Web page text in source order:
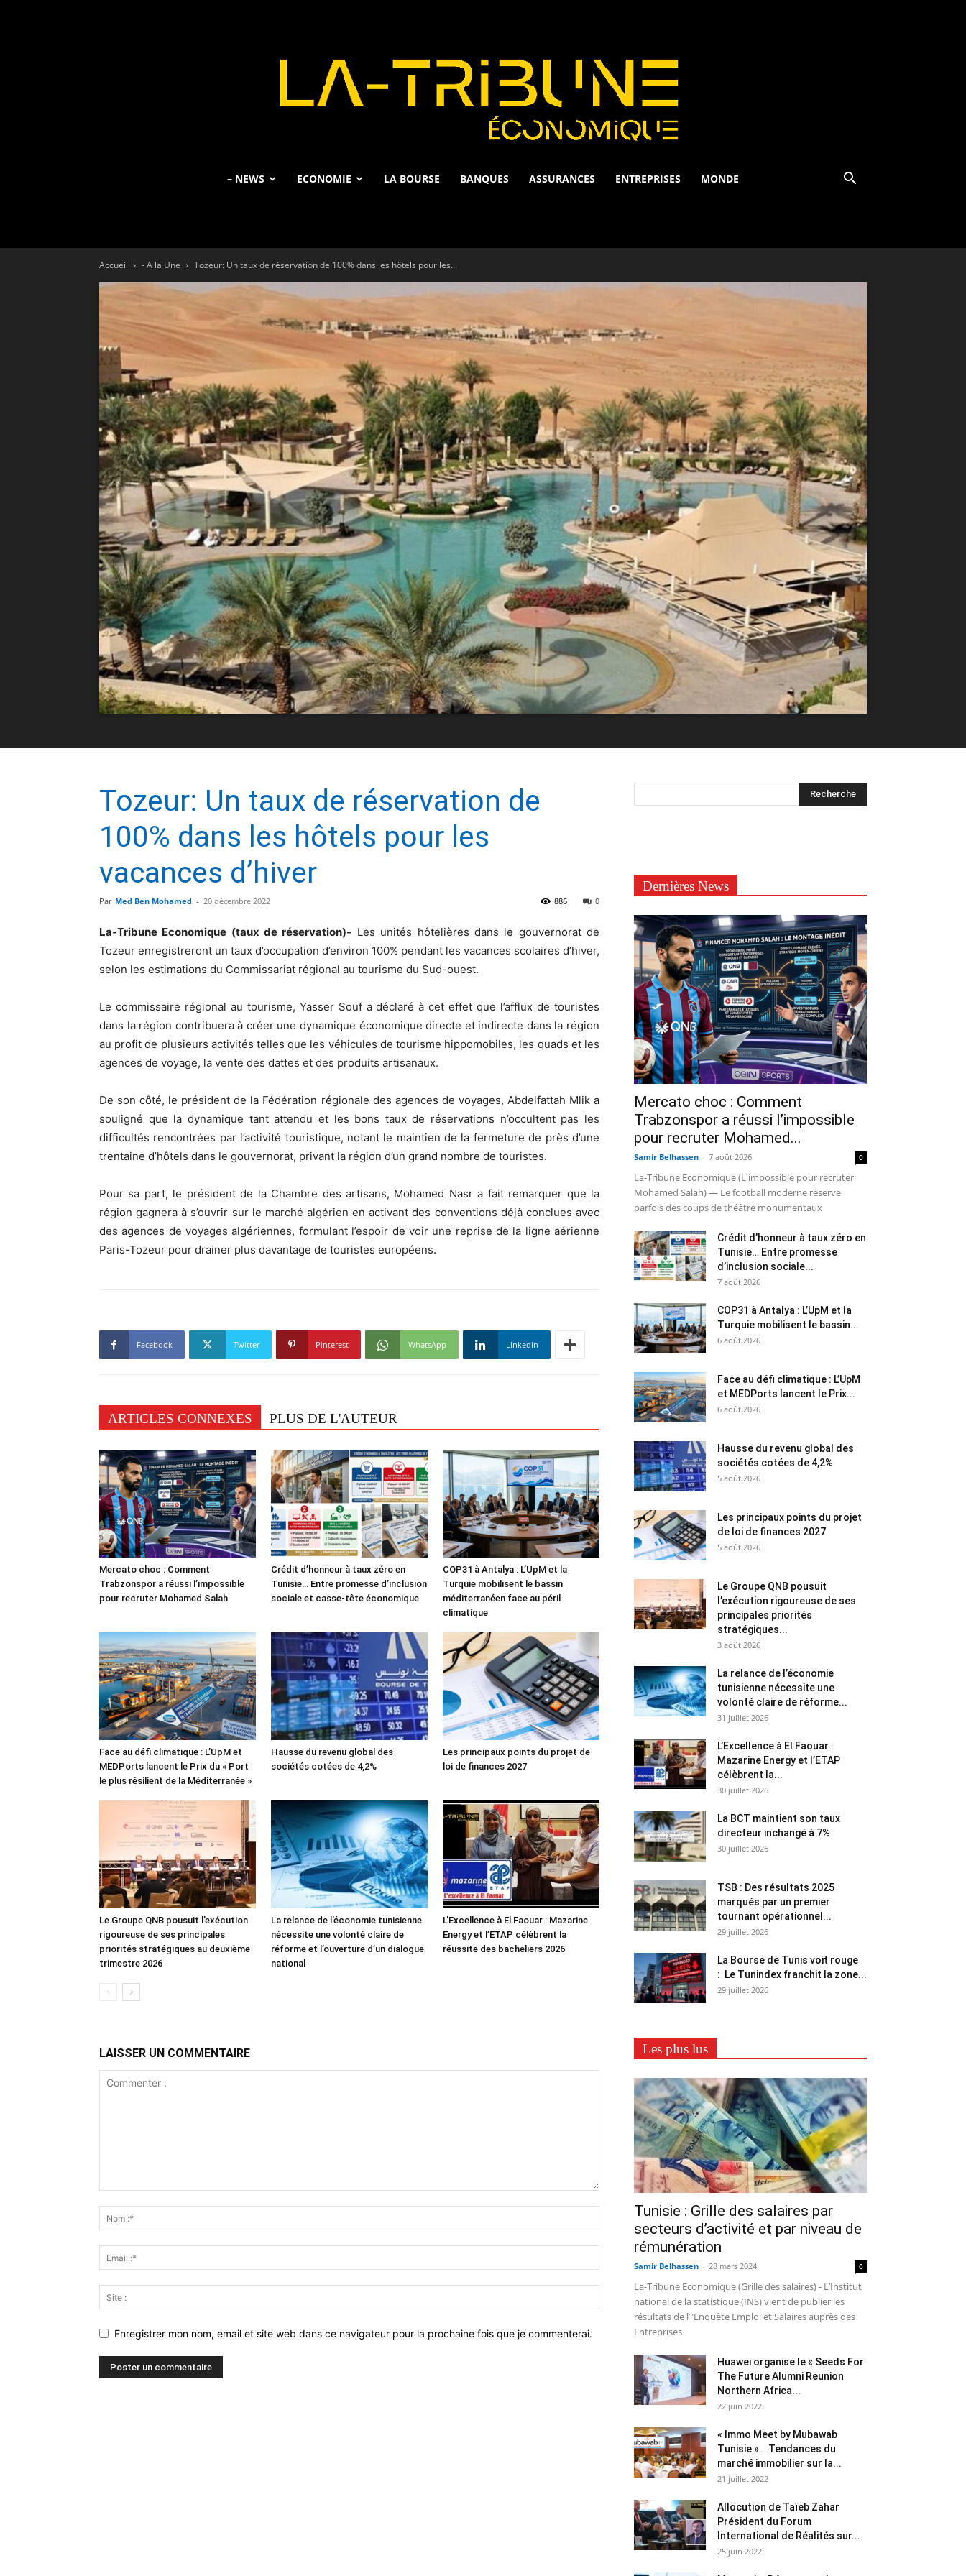
Economique
– NEWS ECONOMIE LA BOURSE BANQUES ASSURANCES ENTREPRISES MONDE
Accueil - A la Une Tozeur: Un taux de réservation de 100% dans les hôtels pour les...
Tozeur: Un taux de réservation de
100% dans les hôtels pour les
vacances d’hiver
Par Med Ben Mohamed - 20 décembre 2022 0
886
La-Tribune Economique (taux de réservation)- Les unités hôtelières dans le gouvernorat de
Tozeur enregistreront un taux d’occupation d’environ 100% pendant les vacances scolaires d’hiver,
selon les estimations du Commissariat régional au tourisme du Sud-ouest.
Le commissaire régional au tourisme, Yasser Souf a déclaré à cet effet que l’afflux de touristes
dans la région contribuera à créer une dynamique économique directe et indirecte dans la région
au profit de plusieurs activités telles que les véhicules de tourisme hippomobiles, les quads et les
agences de voyage, la vente des dattes et des produits artisanaux.
De son côté, le président de la Fédération régionale des agences de voyages, Abdelfattah Mlik a
souligné que la dynamique tant attendu et les bons taux de réservations n’occultent pas les
difficultés rencontrées par l’activité touristique, notant le maintien de la fermeture de près d’une
trentaine d’hôtels dans le gouvernorat, privant la région d’un grand nombre de touristes.
Pour sa part, le président de la Chambre des artisans, Mohamed Nasr a fait remarquer que la
région gagnera à s’ouvrir sur le marché algérien en activant des conventions déjà conclues avec
des agences de voyages algériennes, formulant l’espoir de voir une reprise de la ligne aérienne
Paris-Tozeur pour drainer plus davantage de touristes européens.
Facebook Twitter Pinterest WhatsApp Linkedin
ARTICLES CONNEXES PLUS DE L'AUTEUR
Mercato choc : Comment
Trabzonspor a réussi l’impossible
pour recruter Mohamed Salah
Crédit d’honneur à taux zéro en
Tunisie… Entre promesse d’inclusion
sociale et casse-tête économique
COP31 à Antalya : L’UpM et la
Turquie mobilisent le bassin
méditerranéen face au péril
climatique
Face au défi climatique : L’UpM et
MEDPorts lancent le Prix du « Port
le plus résilient de la Méditerranée »
Hausse du revenu global des
sociétés cotées de 4,2%
Les principaux points du projet de
loi de finances 2027
Le Groupe QNB pousuit l’exécution
rigoureuse de ses principales
priorités stratégiques au deuxième
trimestre 2026
La relance de l’économie tunisienne
nécessite une volonté claire de
réforme et l’ouverture d’un dialogue
national
L’Excellence à El Faouar : Mazarine
Energy et l’ETAP célèbrent la
réussite des bacheliers 2026
LAISSER UN COMMENTAIRE
Enregistrer mon nom, email et site web dans ce navigateur pour la prochaine fois que je commenterai.
Dernières News
Mercato choc : Comment
Trabzonspor a réussi l’impossible
pour recruter Mohamed...
Samir Belhassen - 7 août 2026 0
La-Tribune Economique (L'impossible pour recruter
Mohamed Salah) — Le football moderne réserve
parfois des coups de théâtre monumentaux
Crédit d’honneur à taux zéro en
Tunisie… Entre promesse
d’inclusion sociale...
7 août 2026
COP31 à Antalya : L’UpM et la
Turquie mobilisent le bassin...
6 août 2026
Face au défi climatique : L’UpM
et MEDPorts lancent le Prix...
6 août 2026
Hausse du revenu global des
sociétés cotées de 4,2%
5 août 2026
Les principaux points du projet
de loi de finances 2027
5 août 2026
Le Groupe QNB pousuit
l’exécution rigoureuse de ses
principales priorités
stratégiques...
3 août 2026
La relance de l’économie
tunisienne nécessite une
volonté claire de réforme...
31 juillet 2026
L’Excellence à El Faouar :
Mazarine Energy et l’ETAP
célèbrent la...
30 juillet 2026
La BCT maintient son taux
directeur inchangé à 7%
30 juillet 2026
TSB : Des résultats 2025
marqués par un premier
tournant opérationnel...
29 juillet 2026
La Bourse de Tunis voit rouge
: Le Tunindex franchit la zone...
29 juillet 2026
Les plus lus
Tunisie : Grille des salaires par
secteurs d’activité et par niveau de
rémunération
Samir Belhassen - 28 mars 2024 0
La-Tribune Economique (Grille des salaires) - L’Institut
national de la statistique (INS) vient de publier les
résultats de l’"Enquête Emploi et Salaires auprès des
Entreprises
Huawei organise le « Seeds For
The Future Alumni Reunion
Northern Africa...
22 juin 2022
« Immo Meet by Mubawab
Tunisie »… Tendances du
marché immobilier sur la...
21 juillet 2022
Allocution de Taïeb Zahar
Président du Forum
International de Réalités sur...
25 juin 2022